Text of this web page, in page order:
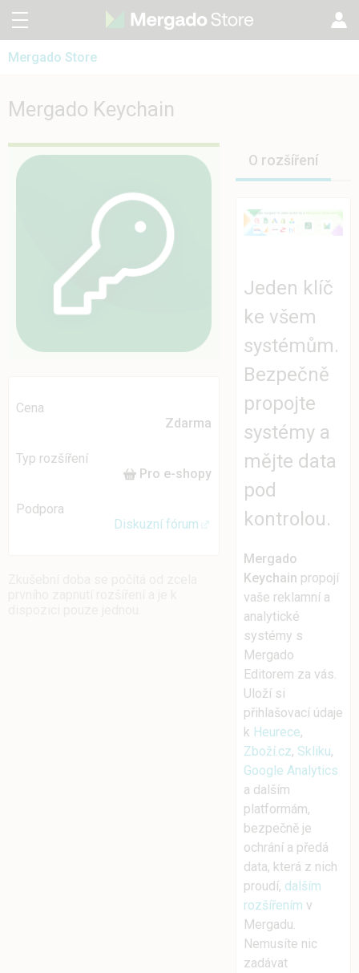
Mergado Store
Mergado Keychain
SK
HU
Mergado Audit
Mergado Keychain
Cena
Zdarma
Typ rozšíření
Pro e-shopy
Podpora
Diskuzní fórum
O rozšíření
Jeden klíč
ke všem
systémům.
Bezpečně
propojte
systémy a
mějte data
pod
kontrolou.
Mergado
Keychain propojí
vaše reklamní a
analytické
systémy s
Mergado
Editorem za vás.
Uloží si
přihlašovací údaje
k Heurece,
Zboží.cz, Skliku,
Google Analytics
a dalším
platformám,
bezpečně je
ochrání a předá
data, která z nich
proudí, dalším
rozšířením v
Mergadu.
Nemusíte nic
zadávat